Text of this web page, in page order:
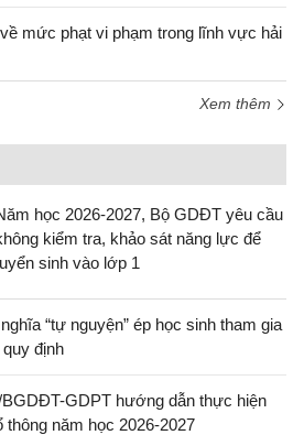
mức phạt vi phạm trong lĩnh vực hải
Xem thêm
học 2026-2027, Bộ GDĐT yêu cầu
kiểm tra, khảo sát năng lực để
sinh vào lớp 1
“tự nguyện” ép học sinh tham gia
quy định
GDPT hướng dẫn thực hiện
thông năm học 2026-2027